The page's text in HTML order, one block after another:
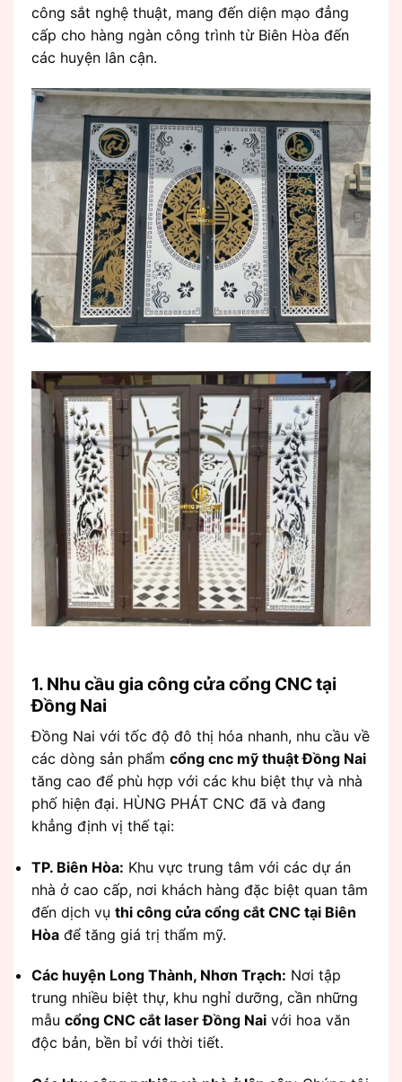
công sắt nghệ thuật, mang đến diện mạo đẳng
cấp cho hàng ngàn công trình từ Biên Hòa đến
các huyện lân cận.
1. Nhu cầu gia công cửa cổng CNC tại
Đồng Nai
Đồng Nai với tốc độ đô thị hóa nhanh, nhu cầu về
các dòng sản phẩm cổng cnc mỹ thuật Đồng Nai
tăng cao để phù hợp với các khu biệt thự và nhà
phố hiện đại. HÙNG PHÁT CNC đã và đang
khẳng định vị thế tại:
TP. Biên Hòa: Khu vực trung tâm với các dự án
nhà ở cao cấp, nơi khách hàng đặc biệt quan tâm
đến dịch vụ thi công cửa cổng cắt CNC tại Biên
Hòa để tăng giá trị thẩm mỹ.
Các huyện Long Thành, Nhơn Trạch: Nơi tập
trung nhiều biệt thự, khu nghỉ dưỡng, cần những
mẫu cổng CNC cắt laser Đồng Nai với hoa văn
độc bản, bền bỉ với thời tiết.